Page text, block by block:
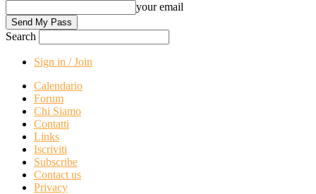
your email
Search
Sign in / Join
Calendario
Forum
Chi Siamo
Contatti
Links
Iscriviti
Subscribe
Contact us
Privacy